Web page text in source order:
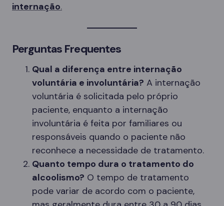
internação.
Perguntas Frequentes
Qual a diferença entre internação
voluntária e involuntária? A internação
voluntária é solicitada pelo próprio
paciente, enquanto a internação
involuntária é feita por familiares ou
responsáveis quando o paciente não
reconhece a necessidade de tratamento.
Quanto tempo dura o tratamento do
alcoolismo? O tempo de tratamento
pode variar de acordo com o paciente,